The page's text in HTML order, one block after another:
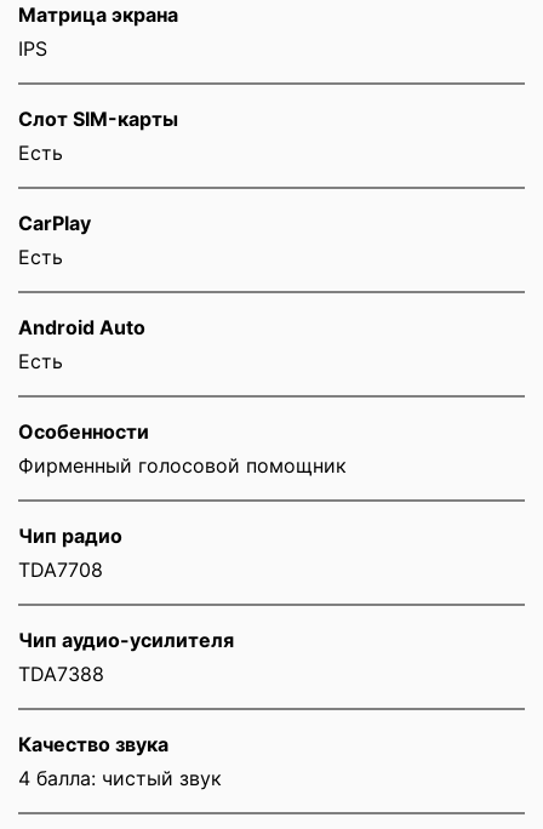
Матрица экрана
IPS
Слот SIM-карты
Eсть
CarPlay
Есть
Android Auto
Есть
Особенности
Фирменный голосовой помощник
Чип радио
TDA7708
Чип аудио-усилителя
TDA7388
Качество звука
4 балла: чистый звук